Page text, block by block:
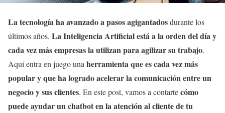
La tecnología ha avanzado a pasos agigantadosdurante los
últimos años. La Inteligencia Artificial está a la orden del día y
cada vez más empresas la utilizan para agilizar su trabajo.
Aquí entra en juego una herramienta que es cada vez más
popular y que ha logrado acelerar la comunicación entre un
negocio y sus clientes. En este post, vamos a contartecómo
puede ayudar un chatbot en la atención al cliente de tu